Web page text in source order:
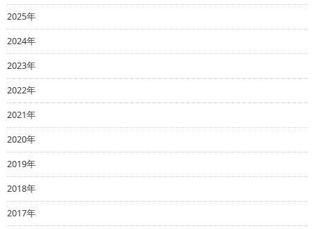
2025年
2024年
2023年
2022年
2021年
2020年
2019年
2018年
2017年